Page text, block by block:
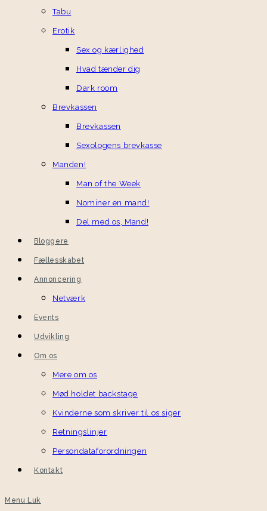
Tabu
Erotik
Sex og kærlighed
Hvad tænder dig
Dark room
Brevkassen
Brevkassen
Sexologens brevkasse
Manden!
Man of the Week
Nominer en mand!
Del med os, Mand!
Bloggere
Fællesskabet
Annoncering
Netværk
Events
Udvikling
Om os
Mere om os
Mød holdet backstage
Kvinderne som skriver til os siger
Retningslinjer
Persondataforordningen
Kontakt
Menu Luk